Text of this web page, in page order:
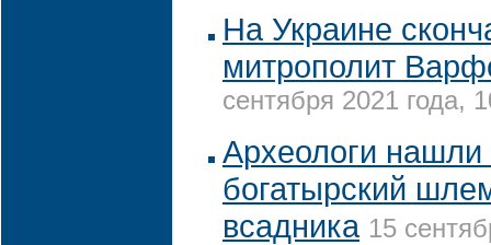
На Украине
митрополит
сентября 2021 года,
Археологи
богатырский
всадника 15